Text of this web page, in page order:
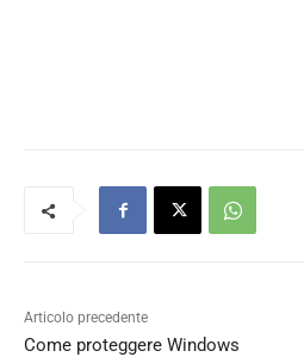
Articolo precedente
Come proteggere Windows